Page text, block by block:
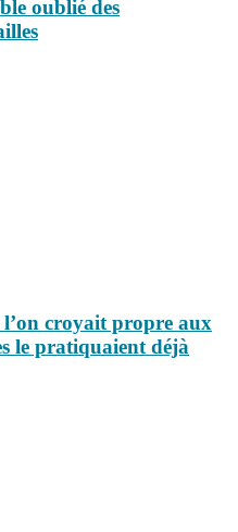
oublié des
croyait propre aux
le pratiquaient déjà